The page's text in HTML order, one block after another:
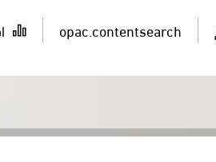
opac.contentsearch